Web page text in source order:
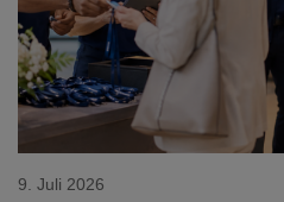
9. Juli 2026